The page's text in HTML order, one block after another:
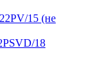
15 (не
18